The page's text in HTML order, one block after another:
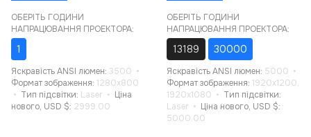
ОБЕРІТЬ ГОДИНИ
НАПРАЦЮВАННЯ ПРОЕКТОРА:
1
Яскравість ANSI люмен 3500
Формат зображення 1280x800
Тип підсвітки Laser
Ціна
нового, USD $ 2999.00
ОБЕРІТЬ ГОДИНИ
НАПРАЦЮВАННЯ ПРОЕКТОРА:
13189 30000
Яскравість ANSI люмен 5000
Формат зображення 1920x1200,
1920x1080
Тип підсвітки
Laser
Ціна нового, USD $
5000.00